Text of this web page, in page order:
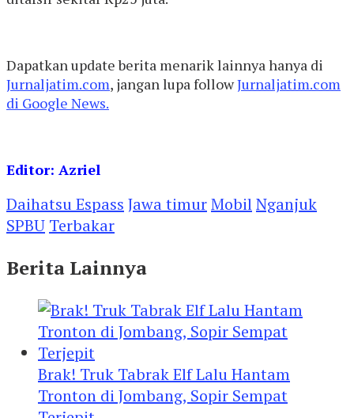
Dapatkan update berita menarik lainnya hanya di
Jurnaljatim.com, jangan lupa followJurnaljatim.com
di Google News.
Editor: Azriel
Daihatsu Espass Jawa timurMobilNganjuk
SPBU Terbakar
Berita Lainnya
Brak! Truk Tabrak Elf Lalu Hantam
Tronton di Jombang, Sopir Sempat